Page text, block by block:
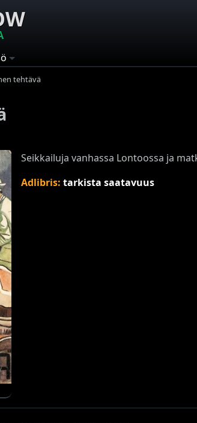
tehtävä
Seikkailuja vanhassa Lontoossa ja
Adlibris: tarkista saatavuus